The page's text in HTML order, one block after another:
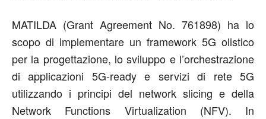
MATILDA (Grant Agreement No. 761898) ha lo
scopo di implementare un framework 5G olistico
per la progettazione, lo sviluppo e l’orchestrazione
di applicazioni 5G-ready e servizi di rete 5G
utilizzando i principi del network slicing e della
Network Functions Virtualization (NFV). In